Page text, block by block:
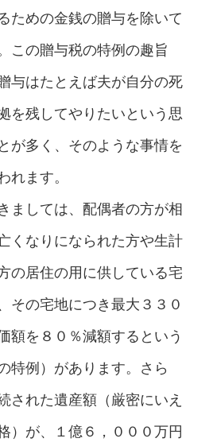
ための金銭の贈与を除いて
この贈与税の特例の趣旨
与はたとえば夫が自分の死
を残してやりたいという思
が多く、そのような事情を
れます。
ましては、配偶者の方が相
くなりになられた方や生計
の居住の用に供している宅
その宅地につき最大３３０
額を８０％減額するという
特例）があります。さら
された遺産額（厳密にいえ
）が、１億６，０００万円